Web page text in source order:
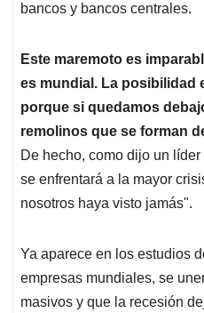
bancos y bancos centrales.
Este maremoto es
es mundial. La posibilidad
porque si quedamos
remolinos que se forman
De hecho, como dijo un
se enfrentará a la mayor
nosotros haya visto jamás".
Ya aparece en los estudios
empresas mundiales, se
masivos y que la recesión